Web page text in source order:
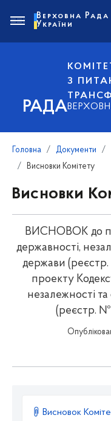
РАДА
З
Верховна Рада
України
Головна Документи
Висновки Комітету
Висновки
ВИСНОВОК до
державності,
держави (реєстр.
проекту
незалежності
(реєстр. №
Висновок